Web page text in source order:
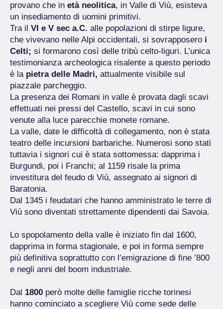
provano che in età neolitica, in Valle di Viù, esisteva
un insediamento di uomini primitivi.
Tra il VI e V sec a.C. alle popolazioni di stirpe ligure,
che vivevano nelle Alpi occidentali, si sovrapposero i
Celti; si formarono così delle tribù celto-liguri. L’unica
testimonianza archeologica risalente a questo periodo
è la pietra delle Madri, attualmente visibile sul
piazzale parcheggio.
La presenza dei Romani in valle è provata dagli scavi
effettuati nei pressi del Castello, scavi in cui sono
venute alla luce parecchie monete romane.
La valle, date le difficoltà di collegamento, non è stata
teatro delle incursioni barbariche. Numerosi sono stati
tuttavia i signori cui è stata sottomessa: dapprima i
Burgundi, poi i Franchi; al 1159 risale la prima
investitura del feudo di Viù, assegnato ai signori di
Baratonia.
Dal 1345 i feudatari che hanno amministrato le terre di
Viù sono diventati strettamente dipendenti dai Savoia.
Lo spopolamento della valle è iniziato fin dal 1600,
dapprima in forma stagionale, e poi in forma sempre
più definitiva soprattutto con l’emigrazione di fine ’800
e negli anni del boom industriale.
Dal 1800 però molte delle famiglie ricche torinesi
hanno cominciato a scegliere Viù come sede delle